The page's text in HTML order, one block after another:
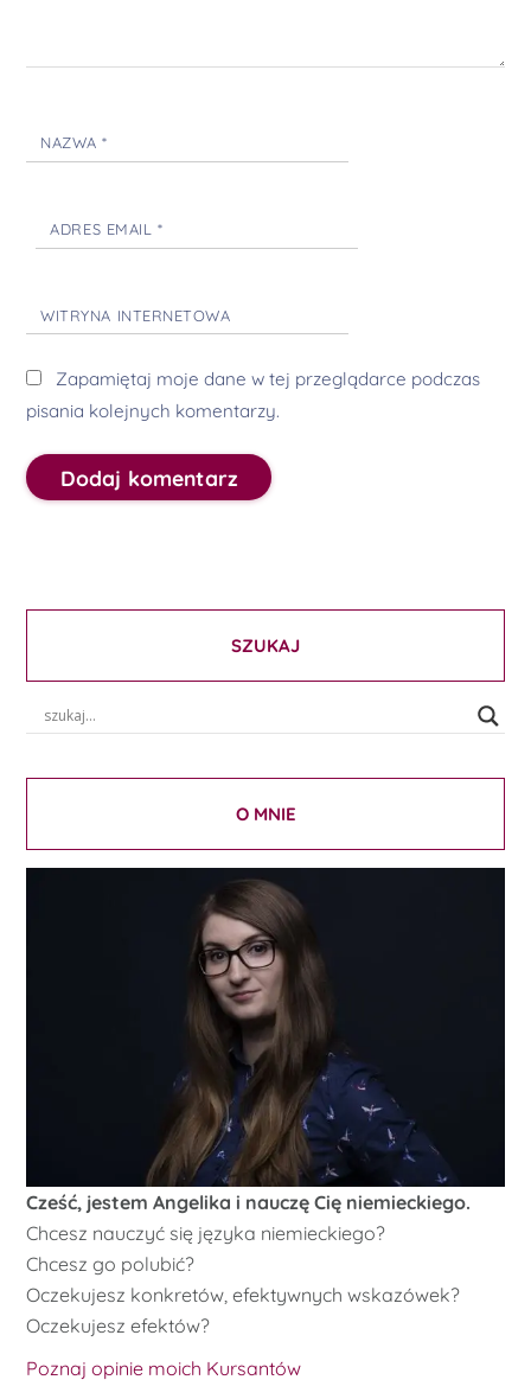
NAZWA*
ADRES EMAIL *
WITRYNA INTERNETOWA
Zapamiętaj moje dane w tej przeglądarce podczas
pisania kolejnych komentarzy.
SZUKAJ
O MNIE
Cześć, jestem Angelika i nauczę Cię niemieckiego.
Chcesz nauczyć się języka niemieckiego?
Chcesz go polubić?
Oczekujesz konkretów, efektywnych wskazówek?
Oczekujesz efektów?
Poznaj opinie moich Kursantów